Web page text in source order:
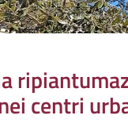
centri